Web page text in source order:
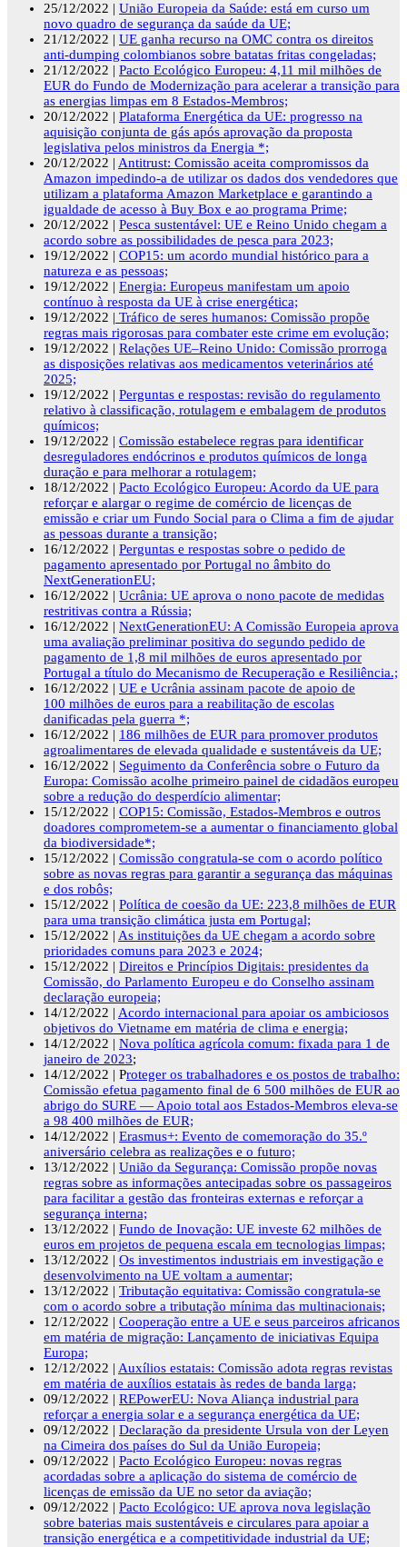
25/12/2022 | União Europeia da Saúde: está em curso um
novo quadro de segurança da saúde da UE;
21/12/2022 | UE ganha recurso na OMC contra os direitos
anti-dumping colombianos sobre batatas fritas congeladas;
21/12/2022 | Pacto Ecológico Europeu: 4,11 mil milhões de
EUR do Fundo de Modernização para acelerar a transição para
as energias limpas em 8 Estados-Membros;
20/12/2022 | Plataforma Energética da UE: progresso na
aquisição conjunta de gás após aprovação da proposta
legislativa pelos ministros da Energia *;
20/12/2022 | Antitrust: Comissão aceita compromissos da
Amazon impedindo-a de utilizar os dados dos vendedores que
utilizam a plataforma Amazon Marketplace e garantindo a
igualdade de acesso à Buy Box e ao programa Prime;
20/12/2022 | Pesca sustentável: UE e Reino Unido chegam a
acordo sobre as possibilidades de pesca para 2023;
19/12/2022 | COP15: um acordo mundial histórico para a
natureza e as pessoas;
19/12/2022 | Energia: Europeus manifestam um apoio
contínuo à resposta da UE à crise energética;
19/12/2022 | Tráfico de seres humanos: Comissão propõe
regras mais rigorosas para combater este crime em evolução;
19/12/2022 | Relações UE–Reino Unido: Comissão prorroga
as disposições relativas aos medicamentos veterinários até
2025;
19/12/2022 | Perguntas e respostas: revisão do regulamento
relativo à classificação, rotulagem e embalagem de produtos
químicos;
19/12/2022 | Comissão estabelece regras para identificar
desreguladores endócrinos e produtos químicos de longa
duração e para melhorar a rotulagem;
18/12/2022 | Pacto Ecológico Europeu: Acordo da UE para
reforçar e alargar o regime de comércio de licenças de
emissão e criar um Fundo Social para o Clima a fim de ajudar
as pessoas durante a transição;
16/12/2022 | Perguntas e respostas sobre o pedido de
pagamento apresentado por Portugal no âmbito do
NextGenerationEU;
16/12/2022 | Ucrânia: UE aprova o nono pacote de medidas
restritivas contra a Rússia;
16/12/2022 | NextGenerationEU: A Comissão Europeia aprova
uma avaliação preliminar positiva do segundo pedido de
pagamento de 1,8 mil milhões de euros apresentado por
Portugal a título do Mecanismo de Recuperação e Resiliência.;
16/12/2022 | UE e Ucrânia assinam pacote de apoio de
100 milhões de euros para a reabilitação de escolas
danificadas pela guerra *;
16/12/2022 | 186 milhões de EUR para promover produtos
agroalimentares de elevada qualidade e sustentáveis da UE;
16/12/2022 | Seguimento da Conferência sobre o Futuro da
Europa: Comissão acolhe primeiro painel de cidadãos europeu
sobre a redução do desperdício alimentar;
15/12/2022 | COP15: Comissão, Estados-Membros e outros
doadores comprometem-se a aumentar o financiamento global
da biodiversidade*;
15/12/2022 | Comissão congratula-se com o acordo político
sobre as novas regras para garantir a segurança das máquinas
e dos robôs;
15/12/2022 | Política de coesão da UE: 223,8 milhões de EUR
para uma transição climática justa em Portugal;
15/12/2022 | As instituições da UE chegam a acordo sobre
prioridades comuns para 2023 e 2024;
15/12/2022 | Direitos e Princípios Digitais: presidentes da
Comissão, do Parlamento Europeu e do Conselho assinam
declaração europeia;
14/12/2022 | Acordo internacional para apoiar os ambiciosos
objetivos do Vietname em matéria de clima e energia;
14/12/2022 | Nova política agrícola comum: fixada para 1 de
janeiro de 2023;
14/12/2022 | Proteger os trabalhadores e os postos de trabalho:
Comissão efetua pagamento final de 6 500 milhões de EUR ao
abrigo do SURE — Apoio total aos Estados-Membros eleva-se
a 98 400 milhões de EUR;
14/12/2022 | Erasmus+: Evento de comemoração do 35.º
aniversário celebra as realizações e o futuro;
13/12/2022 | União da Segurança: Comissão propõe novas
regras sobre as informações antecipadas sobre os passageiros
para facilitar a gestão das fronteiras externas e reforçar a
segurança interna;
13/12/2022 | Fundo de Inovação: UE investe 62 milhões de
euros em projetos de pequena escala em tecnologias limpas;
13/12/2022 | Os investimentos industriais em investigação e
desenvolvimento na UE voltam a aumentar;
13/12/2022 | Tributação equitativa: Comissão congratula-se
com o acordo sobre a tributação mínima das multinacionais;
12/12/2022 | Cooperação entre a UE e seus parceiros africanos
em matéria de migração: Lançamento de iniciativas Equipa
Europa;
12/12/2022 | Auxílios estatais: Comissão adota regras revistas
em matéria de auxílios estatais às redes de banda larga;
09/12/2022 | REPowerEU: Nova Aliança industrial para
reforçar a energia solar e a segurança energética da UE;
09/12/2022 | Declaração da presidente Ursula von der Leyen
na Cimeira dos países do Sul da União Europeia;
09/12/2022 | Pacto Ecológico Europeu: novas regras
acordadas sobre a aplicação do sistema de comércio de
licenças de emissão da UE no setor da aviação;
09/12/2022 | Pacto Ecológico: UE aprova nova legislação
sobre baterias mais sustentáveis e circulares para apoiar a
transição energética e a competitividade industrial da UE;